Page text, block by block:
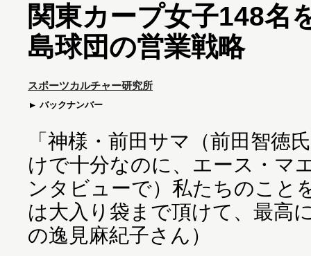
関東カープ女子148名
島球団の営業戦略
スポーツカルチャー研究所
バックナンバー
「神様・前田サマ（前田智徳
けで十分なのに、エース・マ
ンタビューで）私たちのこと
は大入り袋まで頂けて、最高
の逸見麻紀子さん）